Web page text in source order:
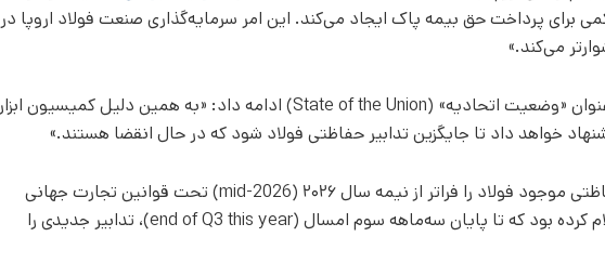
برای پرداخت حق بیمه پاک ایجاد می‌کند. این امر سرمایه‌گذاری صنعت فولاد اروپا در
می‌کند.»
او در سخنرانی سالانه خود با عنوان «وضعیت اتحادیه» (State of the Union) ادامه داد: «به همین دلیل کمیسیون ابزار
خواهد داد تا جایگزین تدابیر حفاظتی فولاد شود که در حال انقضا هستند.»
این بلوک نمی‌تواند تدابیر حفاظتی موجود فولاد را فراتر از نیمه سال ۲۰۲۶ (mid-2026) تحت قوانین تجارت جهانی
تمدید کند. کمیسیون قبلاً اعلام کرده بود که تا پایان سه‌ماهه سوم امسال (end of Q3 this year)، تدابیر جدیدی را